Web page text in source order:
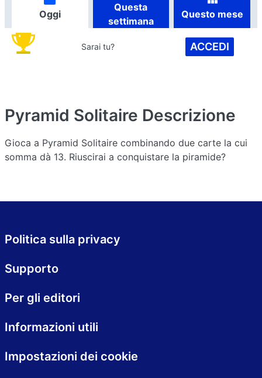
Oggi
Questa
settimana
Questo mese
Sarai tu? ACCEDI
Pyramid Solitaire Descrizione
Gioca a Pyramid Solitaire combinando due carte la cui
somma dà 13. Riuscirai a conquistare la piramide?
Politica sulla privacy
Supporto
Per gli editori
Informazioni utili
Impostazioni dei cookie